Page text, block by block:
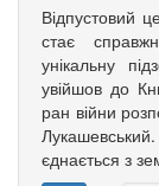
Відпустовий
стає
унікальну
увійшов до
ран війни
єднається з